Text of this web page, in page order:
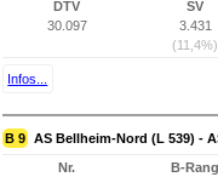
DTV
30.097
SV
3.431
(11,4%)
Infos...
B 9 AS Bellheim-Nord (L 539) -
Nr.
B-Rang